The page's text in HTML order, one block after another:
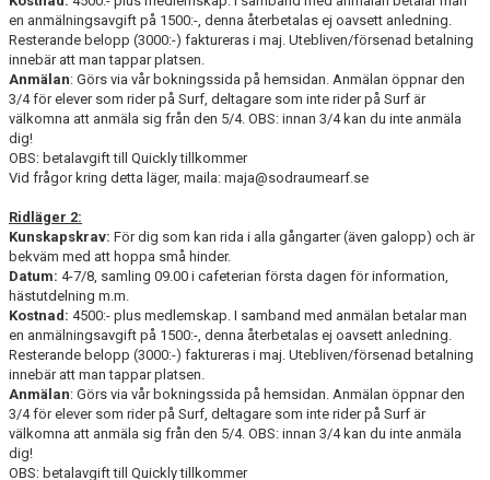
SURF-HÄNG
TORSDAGSDRESSYREN
BOKNINGAR
en anmälningsavgift på 1500:-, denna återbetalas ej oavsett anledning.
Resterande belopp (3000:-) faktureras i maj. Utebliven/försenad betalning
innebär att man tappar platsen.
Anmälan: Görs via vår bokningssida på hemsidan. Anmälan öppnar den
3/4 för elever som rider på Surf, deltagare som inte rider på Surf är
välkomna att anmäla sig från den 5/4. OBS: innan 3/4 kan du inte anmäla
dig!
OBS: betalavgift till Quickly tillkommer
Vid frågor kring detta läger, maila: maja@sodraumearf.se
Ridläger 2:
Kunskapskrav: För dig som kan rida i alla gångarter (även galopp) och är
bekväm med att hoppa små hinder.
Datum: 4-7/8, samling 09.00 i cafeterian första dagen för information,
hästutdelning m.m.
Kostnad: 4500:- plus medlemskap. I samband med anmälan betalar man
en anmälningsavgift på 1500:-, denna återbetalas ej oavsett anledning.
Resterande belopp (3000:-) faktureras i maj. Utebliven/försenad betalning
innebär att man tappar platsen.
Anmälan: Görs via vår bokningssida på hemsidan. Anmälan öppnar den
3/4 för elever som rider på Surf, deltagare som inte rider på Surf är
välkomna att anmäla sig från den 5/4. OBS: innan 3/4 kan du inte anmäla
dig!
OBS: betalavgift till Quickly tillkommer